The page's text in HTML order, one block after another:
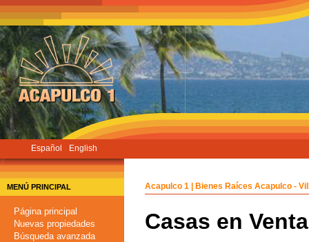
Pasar
al
contenido
principal
Español English
MENÚ PRINCIPAL
Página principal
Nuevas propiedades
Búsqueda avanzada
Acapulco 1 | Bienes Raíces Acapulco -
Casas en